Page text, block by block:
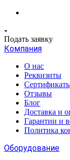
Подать заявку
Компания
О нас
Реквизиты
Отзывы
Блог
Доставка и
Гарантии и
Политика
Оборудование